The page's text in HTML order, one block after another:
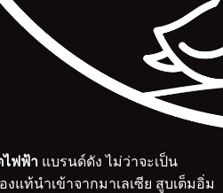
ฟฟ้า แบรนด์ดัง ไม่ว่าจะเป็น
งแท้นำเข้าจากมาเลเซีย สูบเต็มอิ่ม